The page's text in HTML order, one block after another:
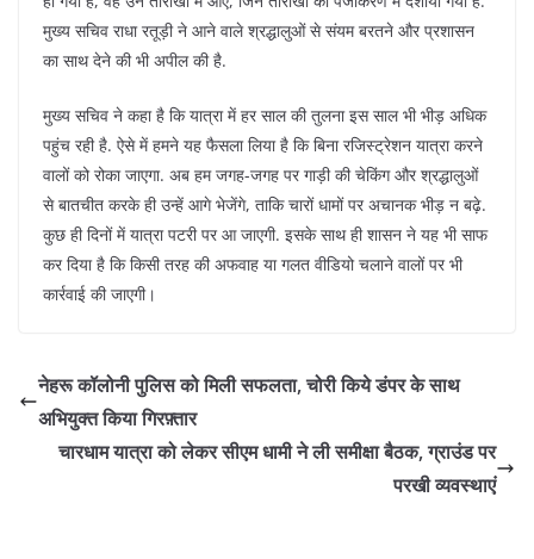
मुख्य सचिव राधा रतूड़ी ने आने वाले श्रद्धालुओं से संयम बरतने और प्रशासन
का साथ देने की भी अपील की है.
मुख्य सचिव ने कहा है कि यात्रा में हर साल की तुलना इस साल भी भीड़ अधिक
पहुंच रही है. ऐसे में हमने यह फैसला लिया है कि बिना रजिस्ट्रेशन यात्रा करने
वालों को रोका जाएगा. अब हम जगह-जगह पर गाड़ी की चेकिंग और श्रद्धालुओं
से बातचीत करके ही उन्हें आगे भेजेंगे, ताकि चारों धामों पर अचानक भीड़ न बढ़े.
कुछ ही दिनों में यात्रा पटरी पर आ जाएगी. इसके साथ ही शासन ने यह भी साफ
कर दिया है कि किसी तरह की अफवाह या गलत वीडियो चलाने वालों पर भी
कार्रवाई की जाएगी।
नेहरू कॉलोनी पुलिस को मिली सफलता, चोरी किये डंपर के साथ
अभियुक्त किया गिरफ़्तार
चारधाम यात्रा को लेकर सीएम धामी ने ली समीक्षा बैठक, ग्राउंड पर
परखी व्यवस्थाएं